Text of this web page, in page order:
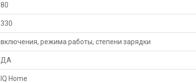
80
330
включения, режима работы, степени зарядки
ДА
IQ Home